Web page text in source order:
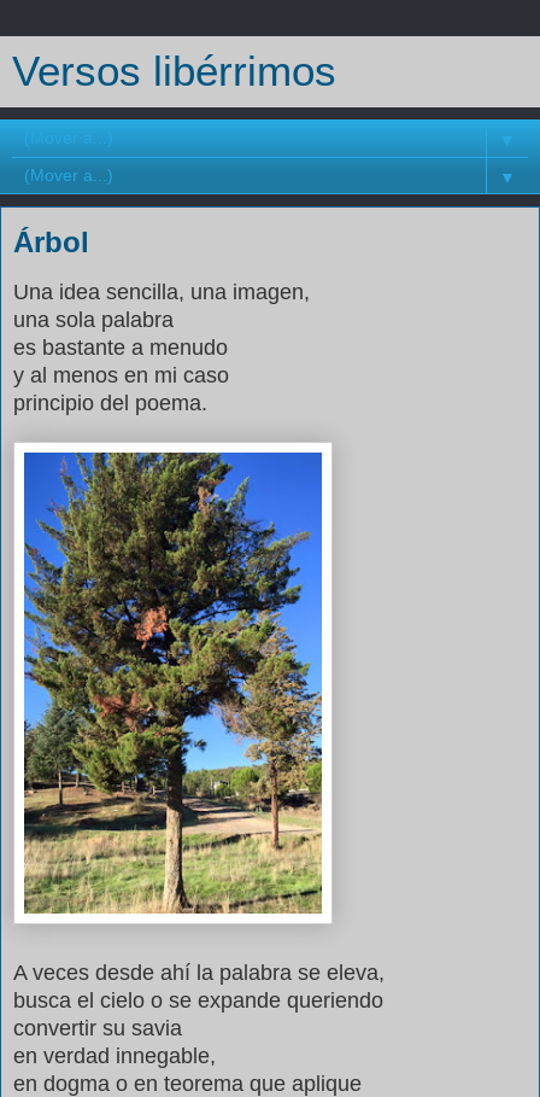
Versos libérrimos
▼
▼
Árbol
Una idea sencilla, una imagen,
una sola palabra
es bastante a menudo
y al menos en mi caso
principio del poema.
A veces desde ahí la palabra se eleva,
busca el cielo o se expande queriendo
convertir su savia
en verdad innegable,
en dogma o en teorema que aplique